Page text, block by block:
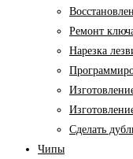
Ремонт
Нарезка
Cделать
Чипы